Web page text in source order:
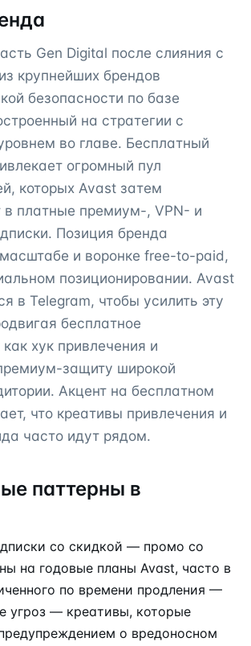
Gen Digital после слияния с
крупнейших брендов
безопасности по базе
на стратегии с
во главе. Бесплатный
огромный пул
которых Avast затем
в платные премиум-, VPN- и
Позиция бренда
и воронке free-to-paid,
позиционировании. Avast
в Telegram, чтобы усилить эту
бесплатное
хук привлечения и
защиту широкой
Акцент на бесплатном
что креативы привлечения и
часто идут рядом.
паттерны в
со скидкой — промо со
на годовые планы Avast, часто в
по времени продления —
угроз — креативы, которые
о вредоносном